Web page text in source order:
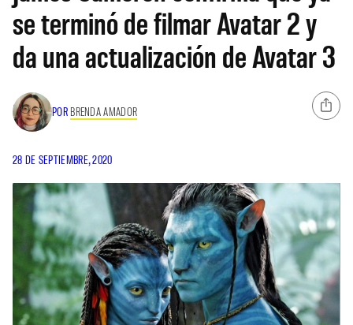
se terminó de filmar Avatar 2 y
da una actualización de Avatar 3
POR BRENDA AMADOR
28 DE SEPTIEMBRE, 2020